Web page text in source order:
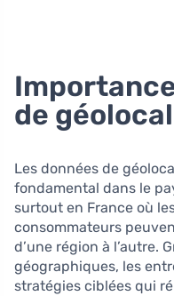
de
Les données de
fondamental dans le
surtout en France où
consommateurs
d’une région à l’autre.
géographiques, les
stratégies ciblées qui